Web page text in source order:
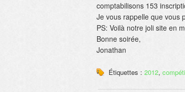
comptabilisons 153
Je vous rappelle que vous
PS: Voilà notre joli site en
Bonne soirée,
Jonathan
Étiquettes : 2012,